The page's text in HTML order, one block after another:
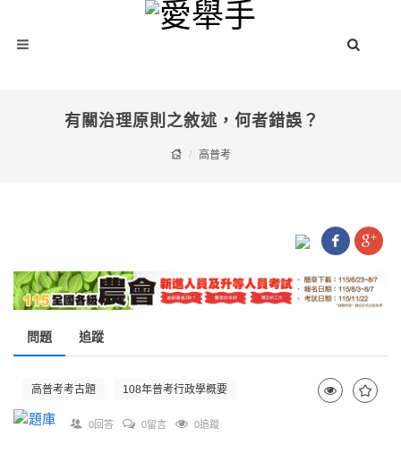
有關治理原則之敘述，何者錯誤？
高普考
問題 追蹤
高普考考古題 108年普考行政學概要
0回答 0留言 0追蹤